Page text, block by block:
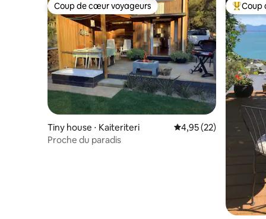
Coup de cœur voyageurs
Coup de cœur voyageurs
Tiny house ⋅ Kaiteriteri Évaluation moyenne
4,95 (22)
Proche du paradis
Coups
Coup